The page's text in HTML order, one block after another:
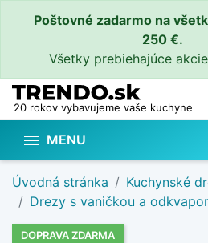
Poštovné zadarmo na
250 €.
Všetky prebiehajúce akcie
20 rokov vybavujeme vaše kuchyne
 MENU
Úvodná stránka Kuchynské
Drezy s vaničkou a
DOPRAVA ZDARMA